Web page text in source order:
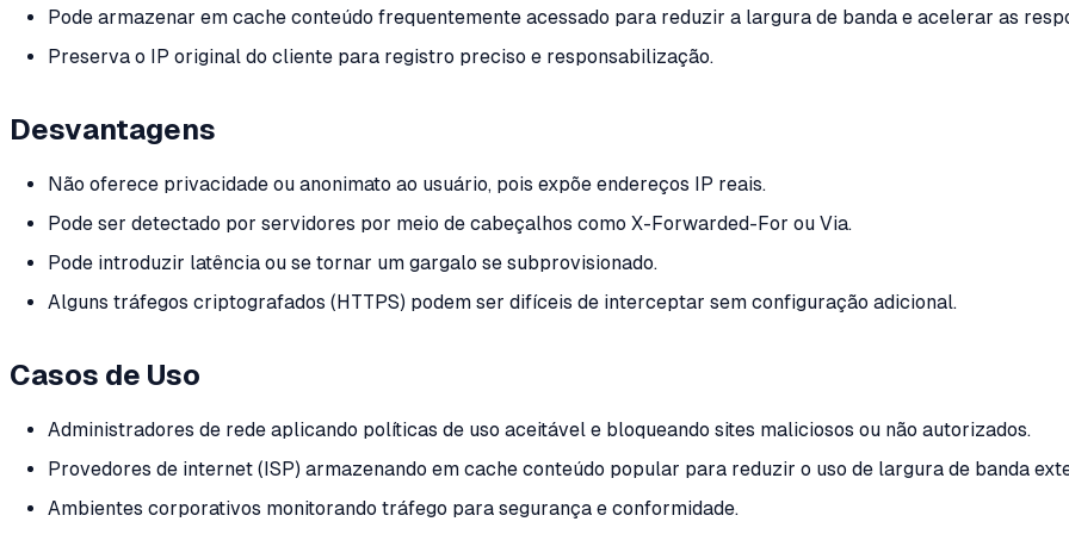
Pode armazenar em cache conteúdo frequentemente acessado para reduzir a largura de banda e acelerar as
Preserva o IP original do cliente para registro preciso e responsabilização.
Desvantagens
Não oferece privacidade ou anonimato ao usuário, pois expõe endereços IP reais.
Pode ser detectado por servidores por meio de cabeçalhos como X-Forwarded-For ou Via.
Pode introduzir latência ou se tornar um gargalo se subprovisionado.
Alguns tráfegos criptografados (HTTPS) podem ser difíceis de interceptar sem configuração adicional.
Casos de Uso
Administradores de rede aplicando políticas de uso aceitável e bloqueando sites maliciosos ou não autorizados.
Provedores de internet (ISP) armazenando em cache conteúdo popular para reduzir o uso de largura de banda
Ambientes corporativos monitorando tráfego para segurança e conformidade.